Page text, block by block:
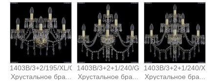
1403B/3+2/195/XL/G
Хрустальное бра...
1403B/3+2+1/240/G
Хрустальное бра...
1403B/3+2+1/240/XL/G
Хрустальное бра...